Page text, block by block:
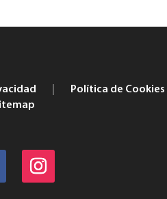
Política de Cookies